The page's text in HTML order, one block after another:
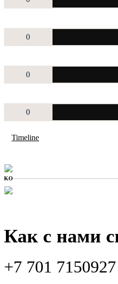
0
0
0
Timeline
KO
Как с нами
+7 701 7150927